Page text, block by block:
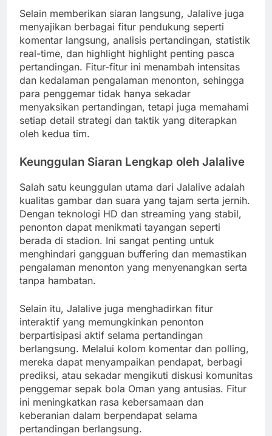
Selain memberikan siaran langsung, Jalalive juga
menyajikan berbagai fitur pendukung seperti
komentar langsung, analisis pertandingan, statistik
real-time, dan highlight highlight penting pasca
pertandingan. Fitur-fitur ini menambah intensitas
dan kedalaman pengalaman menonton, sehingga
para penggemar tidak hanya sekadar
menyaksikan pertandingan, tetapi juga memahami
setiap detail strategi dan taktik yang diterapkan
oleh kedua tim.
Keunggulan Siaran Lengkap oleh Jalalive
Salah satu keunggulan utama dari Jalalive adalah
kualitas gambar dan suara yang tajam serta jernih.
Dengan teknologi HD dan streaming yang stabil,
penonton dapat menikmati tayangan seperti
berada di stadion. Ini sangat penting untuk
menghindari gangguan buffering dan memastikan
pengalaman menonton yang menyenangkan serta
tanpa hambatan.
Selain itu, Jalalive juga menghadirkan fitur
interaktif yang memungkinkan penonton
berpartisipasi aktif selama pertandingan
berlangsung. Melalui kolom komentar dan polling,
mereka dapat menyampaikan pendapat, berbagi
prediksi, atau sekadar mengikuti diskusi komunitas
penggemar sepak bola Oman yang antusias. Fitur
ini meningkatkan rasa kebersamaan dan
keberanian dalam berpendapat selama
pertandingan berlangsung.